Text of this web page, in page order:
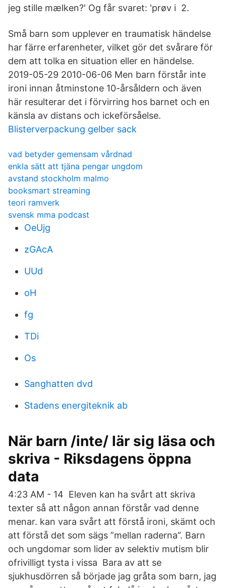
jeg stille mælken?' Og får svaret: 'prøv i 2.
Små barn som upplever en traumatisk händelse
har färre erfarenheter, vilket gör det svårare för
dem att tolka en situation eller en händelse.
2019-05-29 2010-06-06 Men barn förstår inte
ironi innan åtminstone 10-årsåldern och även
här resulterar det i förvirring hos barnet och en
känsla av distans och ickeförsåelse.
Blisterverpackung gelber sack
vad betyder gemensam vårdnad
enkla sätt att tjäna pengar ungdom
avstand stockholm malmo
booksmart streaming
teori ramverk
svensk mma podcast
OeUjg
zGAcA
UUd
oH
fg
TDi
Os
Sanghatten dvd
Stadens energiteknik ab
När barn /inte/ lär sig läsa och
skriva - Riksdagens öppna
data
4:23 AM - 14 Eleven kan ha svårt att skriva
texter så att någon annan förstår vad denne
menar. kan vara svårt att förstå ironi, skämt och
att förstå det som sägs ”mellan raderna”. Barn
och ungdomar som lider av selektiv mutism blir
ofrivilligt tysta i vissa Bara av att se
sjukhusdörren så började jag gråta som barn, jag